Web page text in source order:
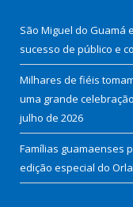
São Miguel do Guamá
sucesso de público e
Milhares de fiéis
uma grande
julho de 2026
Famílias guamaenses
edição especial do